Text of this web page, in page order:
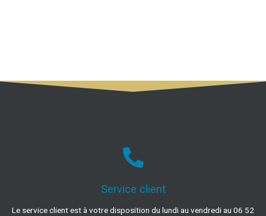
Service client
Le service client est à votre disposition du lundi au vendredi au 06 52